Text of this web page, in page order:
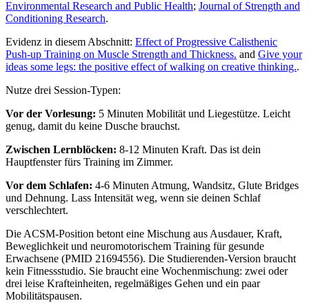
Environmental Research and Public Health; Journal of Strength and
Conditioning Research.
Evidenz in diesem Abschnitt: Effect of Progressive Calisthenic
Push-up Training on Muscle Strength and Thickness. and Give your
ideas some legs: the positive effect of walking on creative thinking..
Nutze drei Session-Typen:
Vor der Vorlesung: 5 Minuten Mobilität und Liegestütze. Leicht
genug, damit du keine Dusche brauchst.
Zwischen Lernblöcken: 8-12 Minuten Kraft. Das ist dein
Hauptfenster fürs Training im Zimmer.
Vor dem Schlafen: 4-6 Minuten Atmung, Wandsitz, Glute Bridges
und Dehnung. Lass Intensität weg, wenn sie deinen Schlaf
verschlechtert.
Die ACSM-Position betont eine Mischung aus Ausdauer, Kraft,
Beweglichkeit und neuromotorischem Training für gesunde
Erwachsene (PMID 21694556). Die Studierenden-Version braucht
kein Fitnessstudio. Sie braucht eine Wochenmischung: zwei oder
drei leise Krafteinheiten, regelmäßiges Gehen und ein paar
Mobilitätspausen.